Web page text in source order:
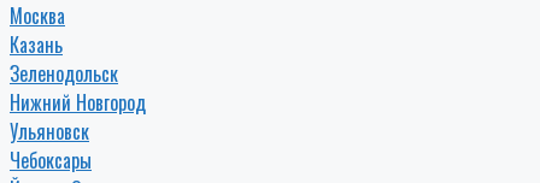
Москва
Казань
Зеленодольск
Нижний Новгород
Ульяновск
Чебоксары